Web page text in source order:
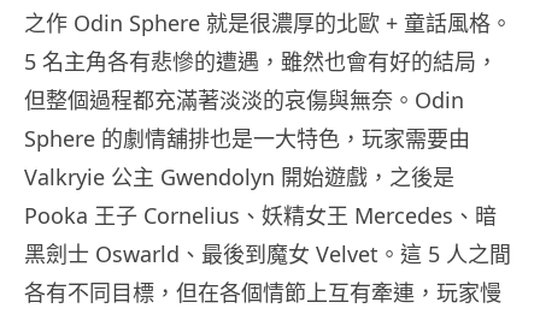
之作 Odin Sphere 就是很濃厚的北歐 + 童話風格。
5 名主角各有悲慘的遭遇，雖然也會有好的結局，
但整個過程都充滿著淡淡的哀傷與無奈。Odin
Sphere 的劇情舖排也是一大特色，玩家需要由
Valkryie 公主 Gwendolyn 開始遊戲，之後是
Pooka 王子 Cornelius、妖精女王 Mercedes、暗
黑劍士 Oswarld、最後到魔女 Velvet。這 5 人之間
各有不同目標，但在各個情節上互有牽連，玩家慢